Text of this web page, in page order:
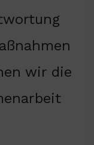
wir die